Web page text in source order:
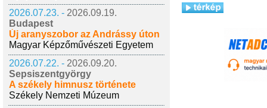
2026.07.23. - 2026.09.19.
Budapest
Új aranyszobor az Andrássy úton
Magyar Képzőművészeti Egyetem
2026.07.22. - 2026.09.20.
Sepsiszentgyörgy
A székely himnusz története
Székely Nemzeti Múzeum